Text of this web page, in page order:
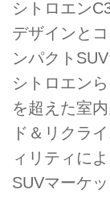
シトロエン
デザインと
ンパクト
シトロエン
を超えた室
ド＆リクラ
ィリティに
SUVマーケ